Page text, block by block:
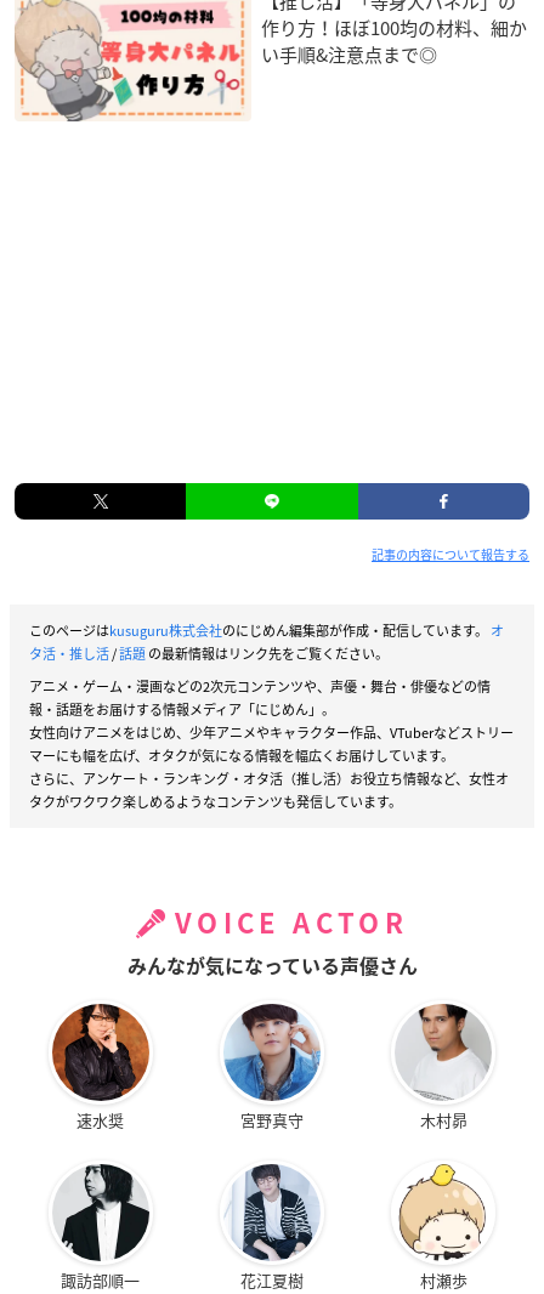
作り方！ほぼ100均の材料、細か
い手順&注意点まで◎
記事の内容について報告する
このページはkusuguru株式会社のにじめん編集部が作成・配信しています。 オ
タ活・推し活/話題の最新情報はリンク先をご覧ください。
アニメ・ゲーム・漫画などの2次元コンテンツや、声優・舞台・俳優などの情
報・話題をお届けする情報メディア「にじめん」。
女性向けアニメをはじめ、少年アニメやキャラクター作品、VTuberなどストリー
マーにも幅を広げ、オタクが気になる情報を幅広くお届けしています。
さらに、アンケート・ランキング・オタ活（推し活）お役立ち情報など、女性オ
タクがワクワク楽しめるようなコンテンツも発信しています。
VOICE ACTOR
みんなが気になっている声優さん
速水奨 宮野真守 木村昴
諏訪部順一 花江夏樹 村瀬歩